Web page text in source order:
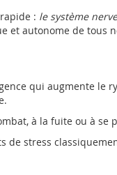
: le système
et autonome de tous
qui augmente le
à la fuite ou à
de stress